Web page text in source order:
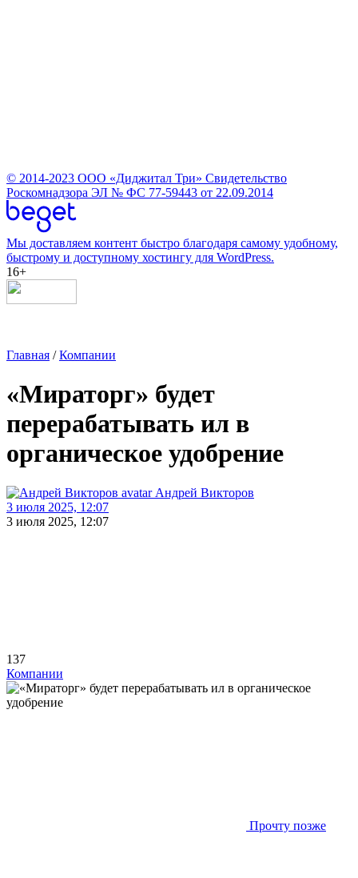
© 2014-2023 ООО «Диджитал Три» Свидетельство
Роскомнадзора ЭЛ № ФС 77-59443 от 22.09.2014
Мы доставляем контент быстро благодаря самому удобному,
быстрому и доступному хостингу для WordPress.
16+
Главная /Компании
«Мираторг» будет
перерабатывать ил в
органическое удобрение
Андрей Викторов
3 июля 2025, 12:07
3 июля 2025, 12:07
137
Компании
Прочту позже